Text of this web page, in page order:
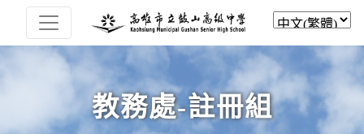
教務處-註冊組